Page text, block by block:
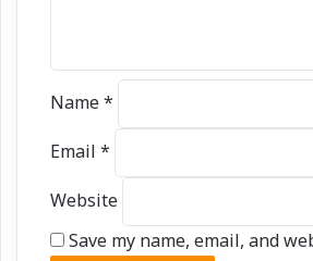
*
Name*
Email *
Website
Save my name, email, and